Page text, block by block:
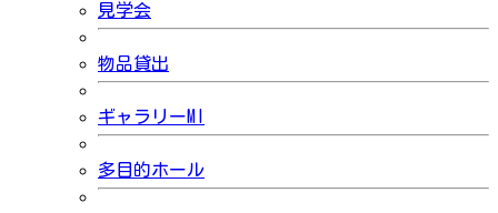
見学会
物品貸出
ギャラリーMI
多目的ホール